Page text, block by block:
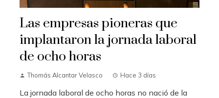
Las empresas pioneras que
implantaron la jornada laboral
de ocho horas
Thomás Alcantar Velasco Hace 3 días
La jornada laboral de ocho horas no nació de la